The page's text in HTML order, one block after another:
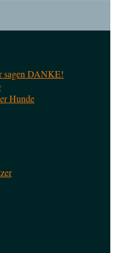
sagen DANKE!
Hunde